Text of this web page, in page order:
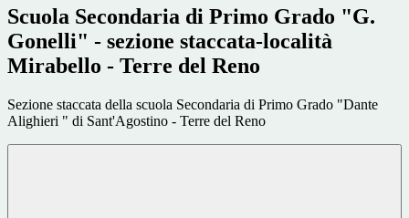
Scuola Secondaria di Primo Grado "G.
Gonelli" - sezione staccata-località
Mirabello - Terre del Reno
Sezione staccata della scuola Secondaria di Primo Grado "Dante
Alighieri " di Sant'Agostino - Terre del Reno